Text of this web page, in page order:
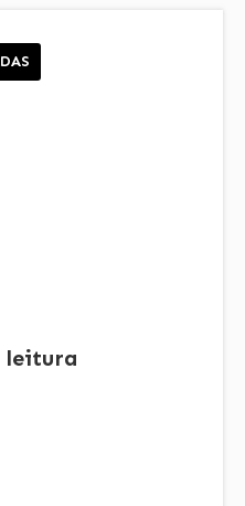
leitura